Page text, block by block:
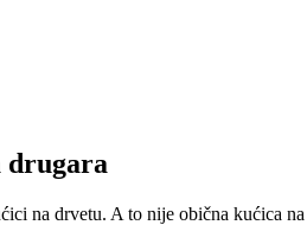
drugara
na drvetu. A to nije obična kućica